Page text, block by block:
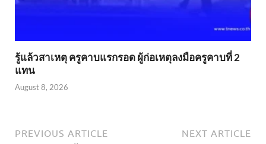
รู้แล้วสาเหตุ ครูคาบแรกรอด ผู้ก่อเหตุลงมือครูคาบที่ 2
แทน
August 8, 2026
PREVIOUS ARTICLE NEXT ARTICLE